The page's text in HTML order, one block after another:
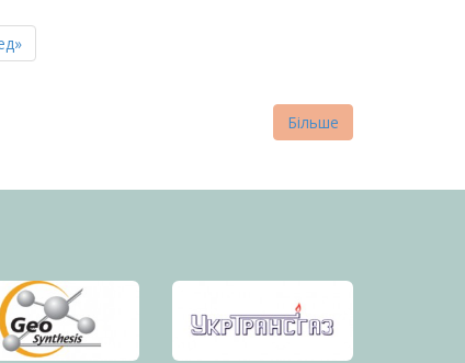
Більше